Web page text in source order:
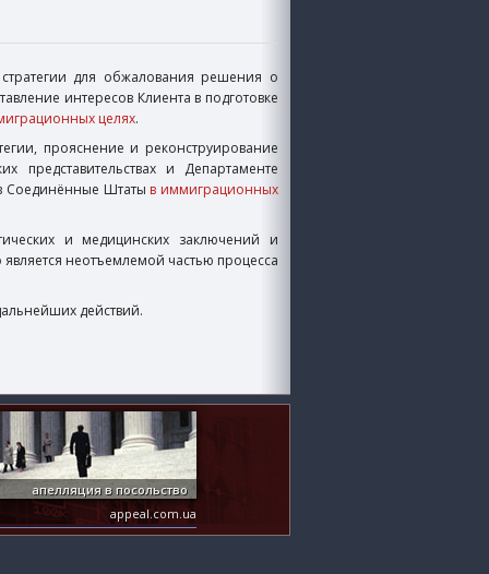
для обжалования решения о
интересов Клиента в подготовке
целях.
прояснение и реконструирование
представительствах и Департаменте
Соединённые Штаты в иммиграционных
и медицинских заключений и
является неотъемлемой частью процесса
действий.
апелляция в посольство
appeal.com.ua